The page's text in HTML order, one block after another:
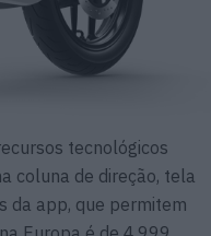
tecnológicos
coluna de direção, tela
da app, que permitem